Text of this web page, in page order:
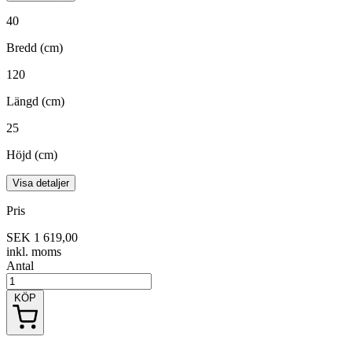
40
Bredd (cm)
120
Längd (cm)
25
Höjd (cm)
Visa detaljer
Pris
SEK 1 619,00
inkl. moms
Antal
KÖP